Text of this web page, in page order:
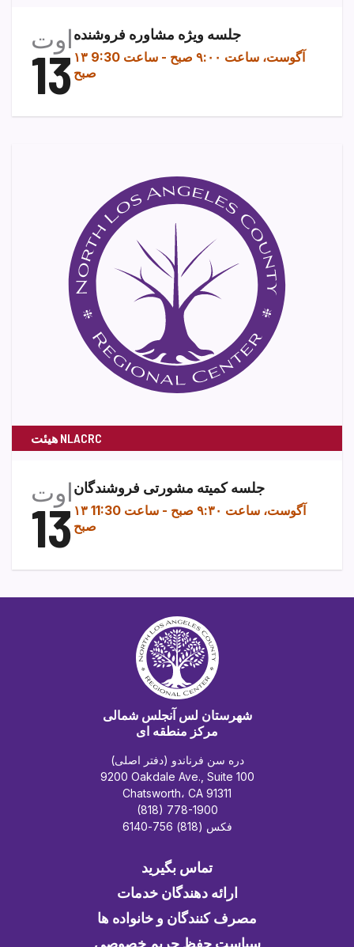
اوت
13
جلسه ویژه مشاوره فروشنده
۱۳ آگوست، ساعت ۹:۰۰ صبح -
ساعت 9:30
صبح
هیئت NLACRC
اوت
13
جلسه کمیته مشورتی فروشندگان
۱۳ آگوست، ساعت ۹:۳۰ صبح -
ساعت 11:30
صبح
شهرستان لس آنجلس شمالی
مرکز منطقه ای
دره سن فرناندو (دفتر اصلی)
9200 Oakdale Ave., Suite 100
Chatsworth، CA 91311
(818) 778-1900
فکس (818) 756-6140
تماس بگیرید
ارائه دهندگان خدمات
مصرف کنندگان و خانواده ها
سیاست حفظ حریم خصوصی